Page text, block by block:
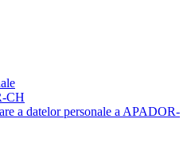
CH
a datelor personale a APADOR-